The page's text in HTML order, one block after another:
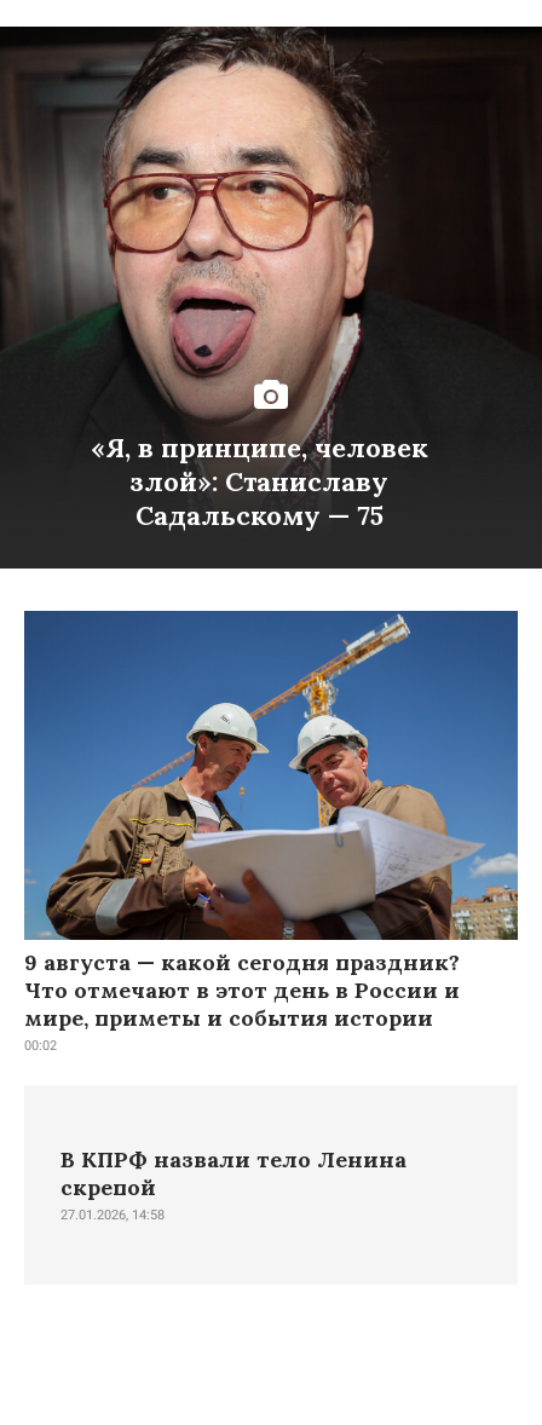
«Я, в принципе, человек
злой»: Станиславу
Садальскому — 75
9 августа — какой сегодня праздник?
Что отмечают в этот день в России и
мире, приметы и события истории
00:02
В КПРФ назвали тело Ленина
скрепой
27.01.2026, 14:58